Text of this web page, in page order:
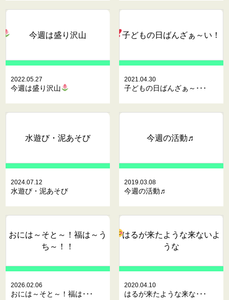
今週は盛り沢山
2022.05.27
今週は盛り沢山
子どもの日ばんざぁ～い ！
2021.04.30
子どもの日ばんざぁ～･･･
水遊び・泥あそび
2024.07.12
水遊び・泥あそび
今週の活動♬
2019.03.08
今週の活動♬
おには～そと～！福は～う
ち～！！
2026.02.06
おには～そと～！福は･･･
はるが来たような来ないよ
うな
2020.04.10
はるが来たような来な･･･